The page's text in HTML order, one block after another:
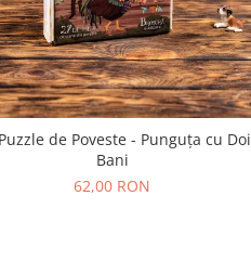
de Poveste - Punguța cu Doi
Bani
62,00 RON